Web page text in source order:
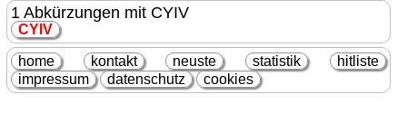
1 Abkürzungen mit CYIV
CYIV
home kontakt neuste statistik
hitliste
impressum
datenschutz cookies